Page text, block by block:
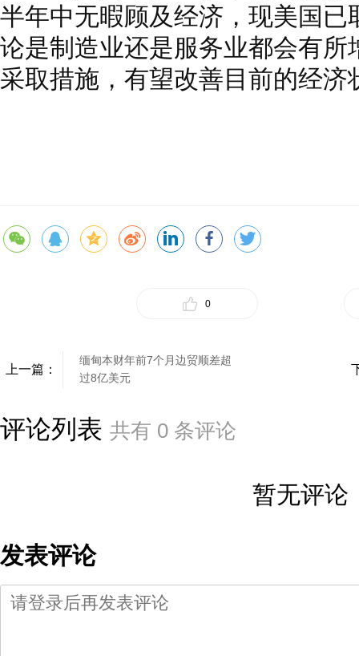
半年中无暇顾及经济，现美国已
论是制造业还是服务业都会有所
采取措施，有望改善目前的经济
0
上一篇：
缅甸本财年前7个月边贸顺差超
过8亿美元
评论列表 共有 0 条评论
暂无评论
发表评论